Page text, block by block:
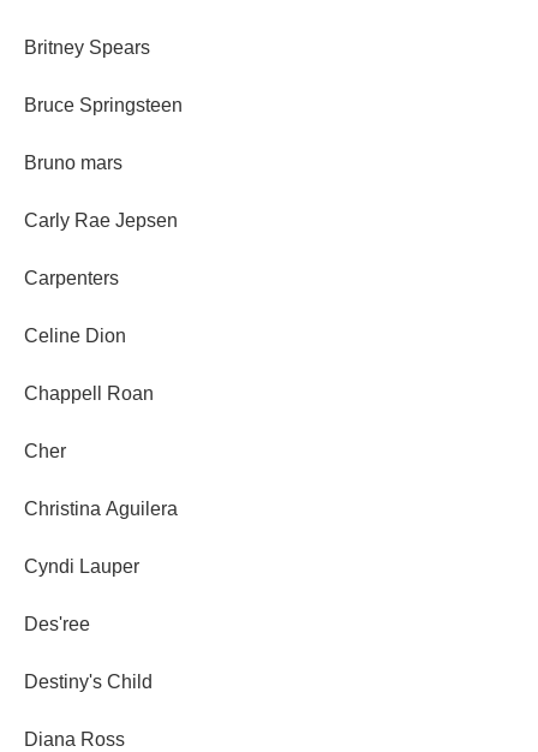
Britney Spears
Bruce Springsteen
Bruno mars
Carly Rae Jepsen
Carpenters
Celine Dion
Chappell Roan
Cher
Christina Aguilera
Cyndi Lauper
Des'ree
Destiny's Child
Diana Ross